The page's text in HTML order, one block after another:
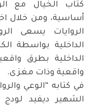
كتّاب الخيال مع
أساسية، ومن خلال
الروايات يسعى
الداخلية بواسطة
الداخلية بطرق
واقعية وذات مغزى.
في كتابه “الوعي
الشهير ديفيد